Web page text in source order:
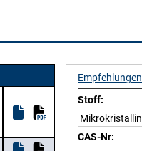
Empfehlungen
Stoff:
CAS-Nr: